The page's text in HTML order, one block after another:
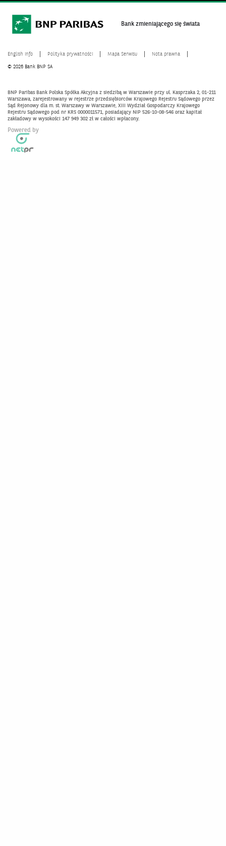
Bank zmieniającego się świata
English info Polityka prywatności Mapa Serwisu Nota prawna
© 2026 Bank BNP SA
BNP Paribas Bank Polska Spółka Akcyjna z siedzibą w Warszawie przy ul. Kasprzaka 2, 01-211
Warszawa, zarejestrowany w rejestrze przedsiębiorców Krajowego Rejestru Sądowego przez
Sąd Rejonowy dla m. st. Warszawy w Warszawie, XIII Wydział Gospodarczy Krajowego
Rejestru Sądowego pod nr KRS 0000011571, posiadający NIP 526-10-08-546 oraz kapitał
zakładowy w wysokości 147 949 302 zł w całości wpłacony.
Powered by